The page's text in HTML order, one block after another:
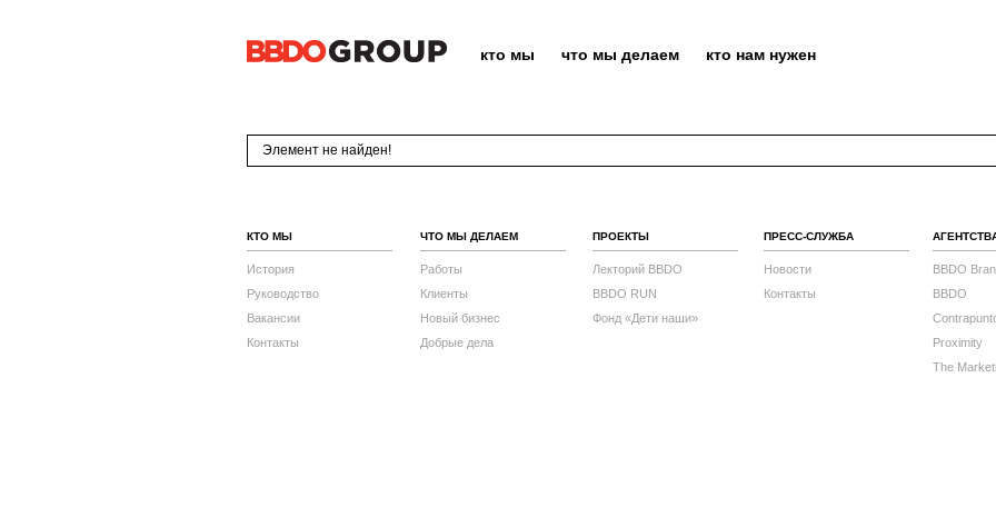
кто мы что мы делаем кто нам нужен
Элемент не найден!
КТО МЫ
История
Руководство
Вакансии
Контакты
ЧТО МЫ ДЕЛАЕМ
Работы
Клиенты
Новый бизнес
Добрые дела
ПРОЕКТЫ
Лекторий BBDO
BBDO RUN
Фонд «Дети наши»
ПРЕСС-СЛУЖБА
Новости
Контакты
BBDO
BBDO
Proximity
The